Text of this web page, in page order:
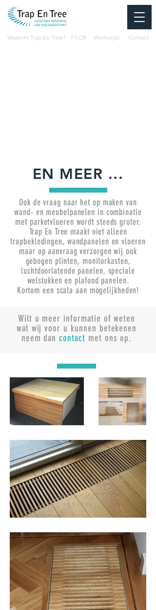
Waarom Trap En Tree? FSC® Werkwijze Contact
EN MEER ...
Ook de vraag naar het op maken van
wand- en meubelpanelen in combinatie
met parketvloeren wordt steeds groter.
Trap En Tree maakt niet alleen
trapbekledingen, wandpanelen en vloeren
maar op aanvraag verzorgen wij ook
gebogen plinten, monitorkasten,
luchtdoorlatende panelen, speciale
welstukken en plafond panelen.
Kortom een scala aan mogelijkheden!
Wilt u meer informatie of weten
wat wij voor u kunnen betekenen
neem dancontact met ons op.